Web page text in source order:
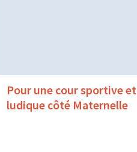
Pour une cour sportive et
ludique côté Maternelle